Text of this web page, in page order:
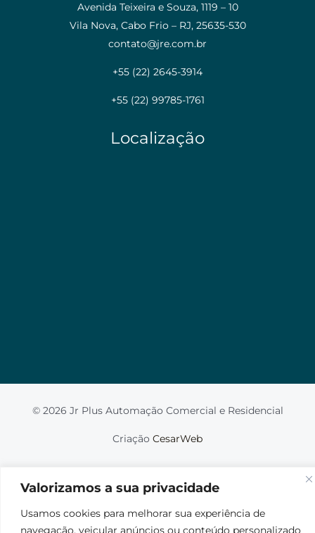
Não aceito
Aceito
Avenida Teixeira e Souza, 1119 – 10
Vila Nova, Cabo Frio – RJ, 25635-530
contato@jre.com.br
+55 (22) 2645-3914
+55 (22) 99785-1761
Localização
© 2026 Jr Plus Automação Comercial e Residencial
Criação CesarWeb
Fale Conosco